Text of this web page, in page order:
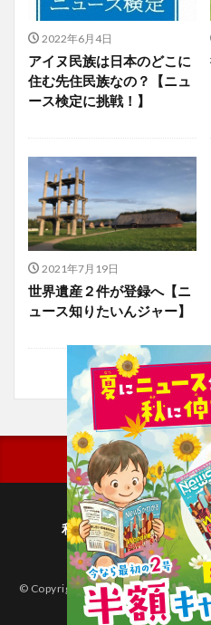
2022年6月4日
アイヌ民族は日本のどこに
住む先住民族なの？【ニュ
ース検定に挑戦！】
2021年7月19日
世界遺産２件が登録へ【ニ
ュース知りたいんジャー】
利用規約
プライバシ
個人情報につい
© Copyright 2026子どものためのニ
ライ